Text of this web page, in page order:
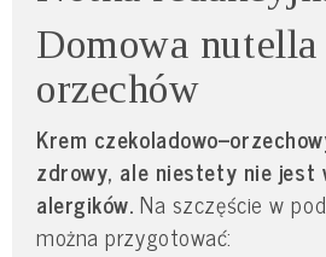
Domowa nutella
orzechów
Krem
zdrowy, ale niestety nie jest
alergików. Na szczęście w
można przygotować: